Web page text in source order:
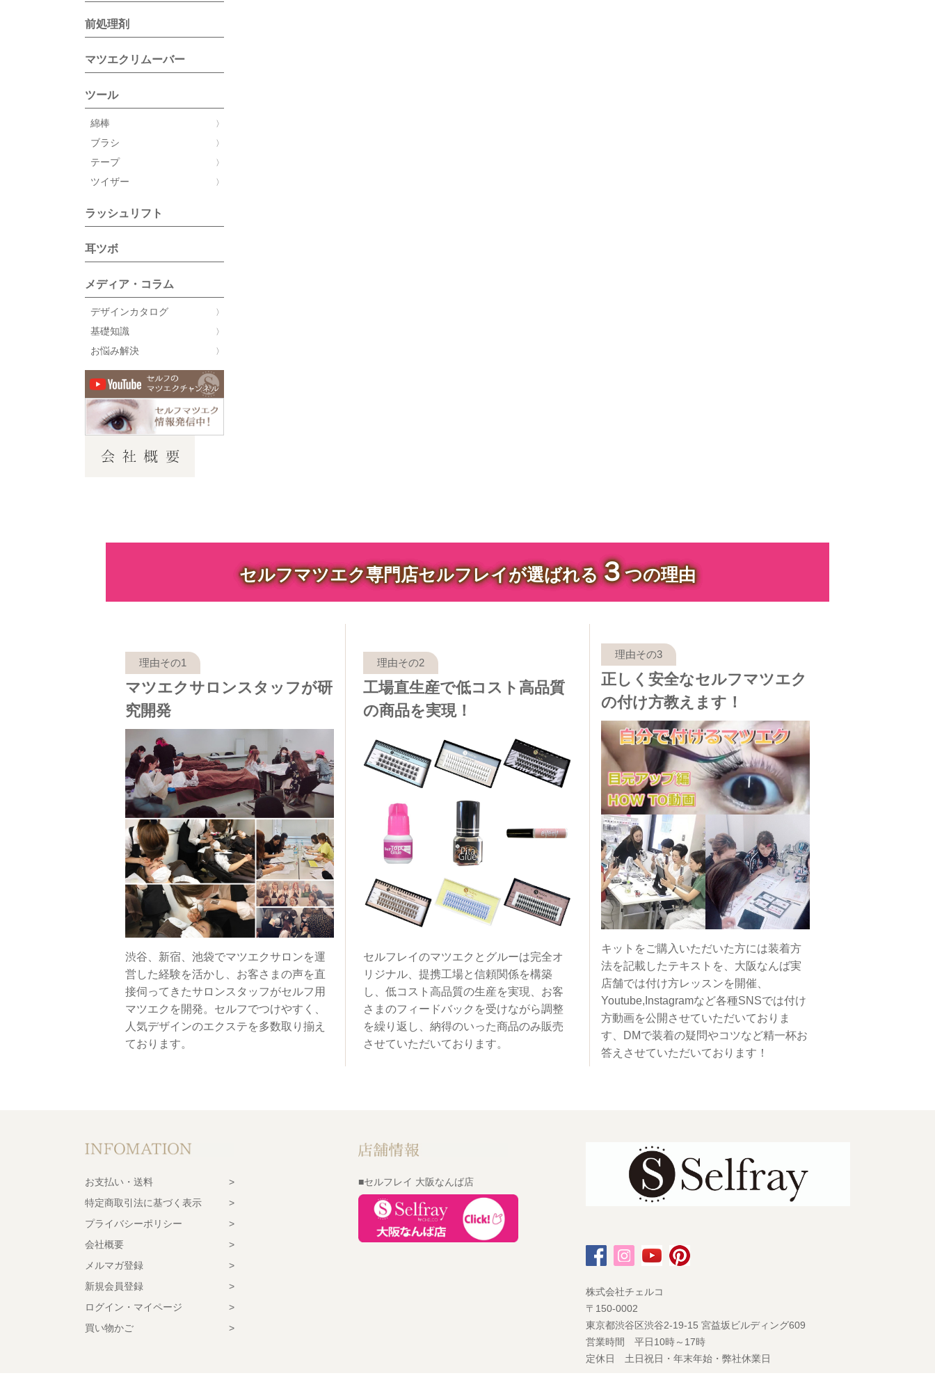
前処理剤
マツエクリムーバー
ツール
綿棒
ブラシ
テープ
ツイザー
ラッシュリフト
耳ツボ
メディア・コラム
デザインカタログ
基礎知識
お悩み解決
セルフマツエク専門店セルフレイが選ばれる３つの理由
マツエクサロンスタッフが研
究開発
渋谷、新宿、池袋でマツエクサロンを運
営した経験を活かし、お客さまの声を直
接伺ってきたサロンスタッフがセルフ用
マツエクを開発。セルフでつけやすく、
人気デザインのエクステを多数取り揃え
ております。
工場直生産で低コスト高品質
の商品を実現！
セルフレイのマツエクとグルーは完全オ
リジナル、提携工場と信頼関係を構築
し、低コスト高品質の生産を実現、お客
さまのフィードバックを受けながら調整
を繰り返し、納得のいった商品のみ販売
させていただいております。
正しく安全なセルフマツエク
の付け方教えます！
キットをご購入いただいた方には装着方
法を記載したテキストを、大阪なんば実
店舗では付け方レッスンを開催、
Youtube,Instagramなど各種SNSでは付け
方動画を公開させていただいておりま
す、DMで装着の疑問やコツなど精一杯お
答えさせていただいております！
お支払い・送料
特定商取引法に基づく表示
プライバシーポリシー
会社概要
メルマガ登録
新規会員登録
ログイン・マイページ
買い物かご
■セルフレイ 大阪なんば店
株式会社チェルコ
〒150-0002
東京都渋谷区渋谷2-19-15 宮益坂ビルディング609
営業時間 平日10時～17時
定休日 土日祝日・年末年始・弊社休業日